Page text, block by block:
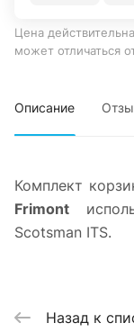
Цена
может отличаться
Описание
Комплект
Frimont
Scotsman ITS.
Назад к